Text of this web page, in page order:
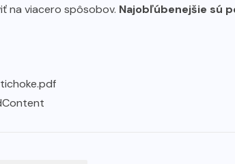
na viacero spôsobov. Najobľúbenejšie sú